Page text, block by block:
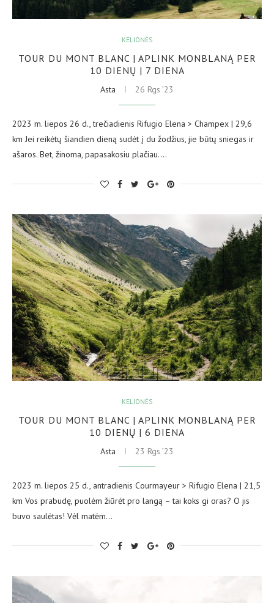
KELIONĖS
TOUR DU MONT BLANC | APLINK MONBLANĄ PER
10 DIENŲ | 7 DIENA
Asta 26 Rgs ’23
2023 m. liepos 26 d., trečiadienis Rifugio Elena > Champex | 29,6
km Jei reikėtų šiandien dieną sudėt į du žodžius, jie būtų sniegas ir
ašaros. Bet, žinoma, papasakosiu plačiau.…
KELIONĖS
TOUR DU MONT BLANC | APLINK MONBLANĄ PER
10 DIENŲ | 6 DIENA
Asta 23 Rgs ’23
2023 m. liepos 25 d., antradienis Courmayeur > Rifugio Elena | 21,5
km Vos prabudę, puolėm žiūrėt pro langą – tai koks gi oras? O jis
buvo saulėtas! Vėl matėm…